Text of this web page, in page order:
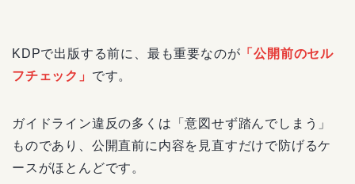
KDPで出版する前に、最も重要なのが 「公開前のセル
フチェック」 です。
ガイドライン違反の多くは「意図せず踏んでしまう」
ものであり、公開直前に内容を見直すだけで防げるケ
ースがほとんどです。